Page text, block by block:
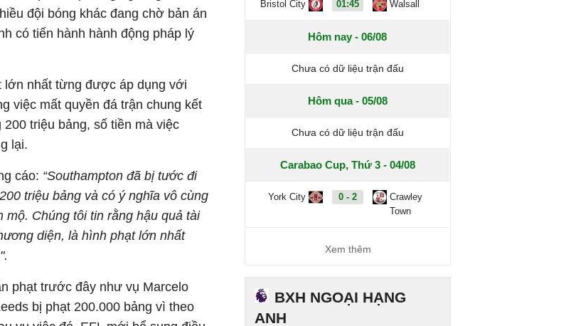
đội bóng khác đang chờ bản án
có tiến hành hành động pháp lý
lớn nhất từng được áp dụng với
việc mất quyền đá trận chung kết
triệu bảng, số tiền mà việc
lại.
cáo: “Southampton đã bị tước đi
triệu bảng và có ý nghĩa vô cùng
Chúng tôi tin rằng hậu quả tài
diện, là hình phạt lớn nhất
phạt trước đây như vụ Marcelo
bị phạt 200.000 bảng vì theo
Bristol City 01:45 Walsall
Hôm nay - 06/08
Chưa có dữ liệu trận đấu
Hôm qua - 05/08
Chưa có dữ liệu trận đấu
Carabao Cup, Thứ 3 - 04/08
York City 0 - 2
Crawley
Town
Xem thêm
BXH NGOẠI HẠNG
ANH